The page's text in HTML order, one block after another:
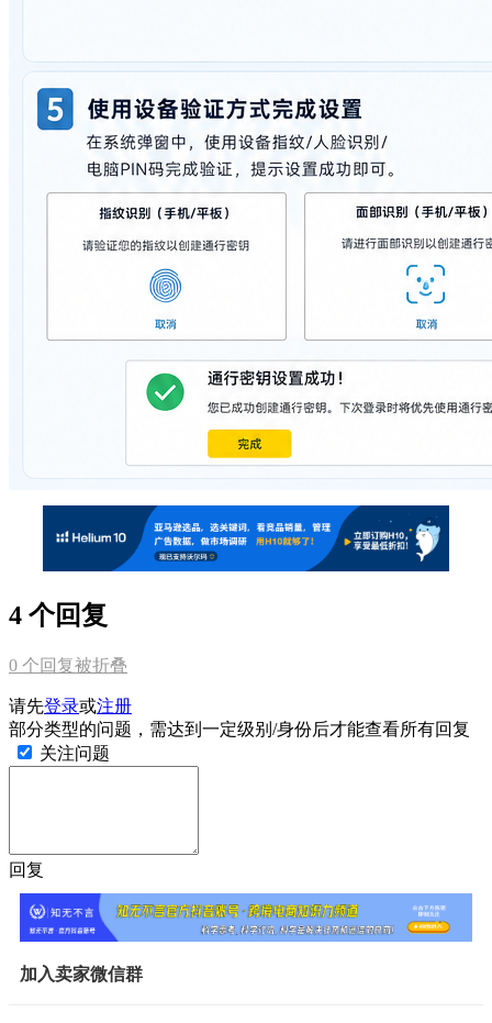
4 个回复
0 个回复被折叠
请先登录或注册
部分类型的问题，需达到一定级别/身份后才能查看所有回复
关注问题
回复
加入卖家微信群